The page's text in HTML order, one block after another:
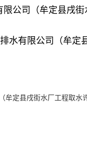
限公司（牟定县戌
水有限公司（牟定
牟定县戌街水厂工程取水